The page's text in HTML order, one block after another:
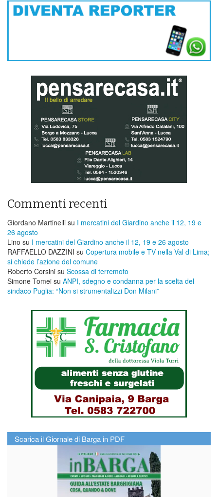
Commenti recenti
Giordano Martinelli su I mercatini del Giardino anche il 12, 19 e
26 agosto
Lino su I mercatini del Giardino anche il 12, 19 e 26 agosto
RAFFAELLO DAZZINI su ​Copertura mobile e TV nella Val di Lima;
si chiede l’azione del comune
Roberto Corsini su Scossa di terremoto
Simone Tomei su ANPI, sdegno e condanna per la scelta del
sindaco Puglia: “Non si strumentalizzi Don Milani”
Scarica il Giornale di Barga in PDF